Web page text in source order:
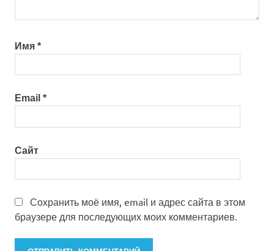
Имя *
Email *
Сайт
Сохранить моё имя, email и адрес сайта в этом
браузере для последующих моих комментариев.